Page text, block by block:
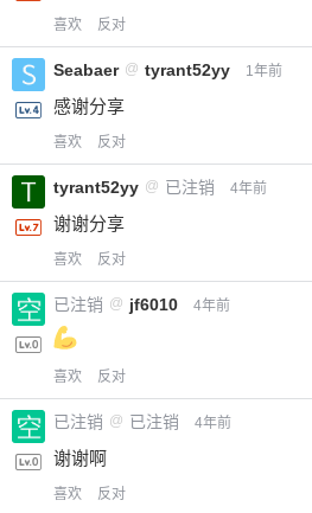
喜欢 反对
Seabaer @ tyrant52yy 1年前
感谢分享
喜欢 反对
tyrant52yy @ 已注销 4年前
谢谢分享
喜欢 反对
已注销 @ jf6010 4年前
喜欢 反对
已注销 @ 已注销 4年前
谢谢啊
喜欢 反对